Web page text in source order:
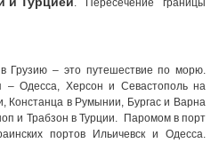
. Пересечение границы
Грузию – это путешествие по морю.
– Одесса, Херсон и Севастополь на
Констанца в Румынии, Бургас и Варна
и Трабзон в Турции. Паромом в порт
портов Ильичевск и Одесса.